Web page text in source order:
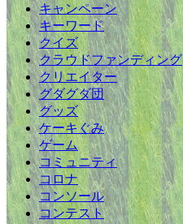
キャンペーン
キーワード
クイズ
クラウドファンディング
クリエイター
グダグダ団
グッズ
ケーキぐみ
ゲーム
コミュニティ
コロナ
コンソール
コンテスト